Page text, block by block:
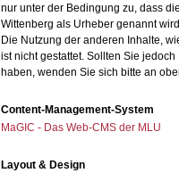
nur unter der Bedingung zu, dass
Wittenberg als Urheber genannt
Die Nutzung der anderen Inhalte,
ist nicht gestattet. Sollten Sie
haben, wenden Sie sich bitte an
Content-Management-System
MaGIC - Das Web-CMS der MLU
Layout & Design